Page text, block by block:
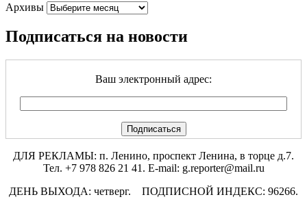
Архивы
Подписаться на новости
Ваш электронный адрес:
ДЛЯ РЕКЛАМЫ: п. Ленино, проспект Ленина, в торце д.7.
Тел. +7 978 826 21 41. E-mail: g.reporter@mail.ru
ДЕНЬ ВЫХОДА: четверг. ПОДПИСНОЙ ИНДЕКС: 96266.